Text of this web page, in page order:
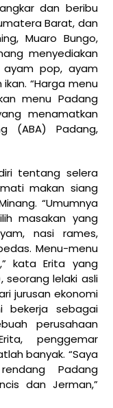
dan beribu
Barat, dan
Muaro Bungo,
menyediakan
ayam pop, ayam
“Harga menu
menu Padang
menamatkan
(ABA) Padang,
tentang selera
makan siang
“Umumnya
masakan yang
nasi rames,
Menu-menu
kata Erita yang
seorang lelaki asli
jurusan ekonomi
bekerja sebagai
perusahaan
penggemar
banyak. “Saya
Padang
dan Jerman,”